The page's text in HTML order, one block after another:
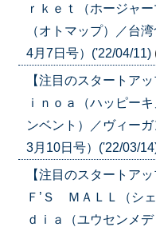
ｒｋｅｔ（ホージャ
（オトマップ）／台
4月7日号）('22/04/11)
【注目のスタートア
ｉｎｏａ（ハッピー
ンベント）／ヴィー
3月10日号）('22/03/
【注目のスタートア
Ｆ’Ｓ ＭＡＬＬ（シ
ｄｉａ（ユウセンメ